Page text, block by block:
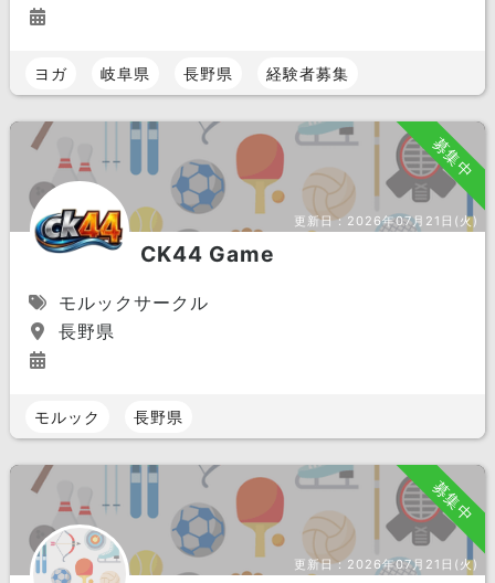
ヨガ 岐阜県 長野県 経験者募集
募集中
更新日： 2026年07月21日(火)
CK44 Game
モルックサークル
長野県
モルック 長野県
募集中
更新日： 2026年07月21日(火)